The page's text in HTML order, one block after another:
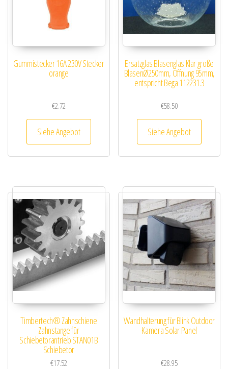
Gummistecker 16A 230V Stecker
orange
€2.72
Siehe Angebot
Ersatzglas Blasenglas Klar große
BlasenØ250mm, Öffnung 95mm,
entspricht Bega 112231.3
€58.50
Siehe Angebot
Timbertech® Zahnschiene
Zahnstange für
Schiebetorantrieb STAN01B
Schiebetor
€17.52
Wandhalterung für Blink Outdoor
Kamera Solar Panel
€28.95